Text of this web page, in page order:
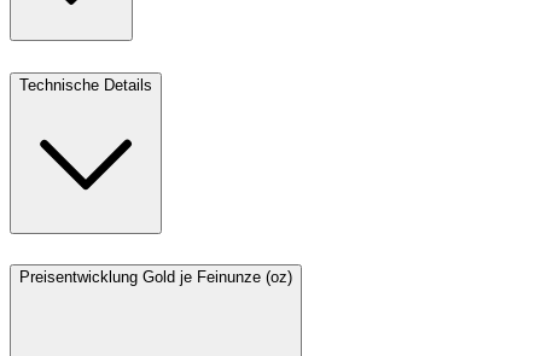
Technische Details
Preisentwicklung Gold je Feinunze (oz)